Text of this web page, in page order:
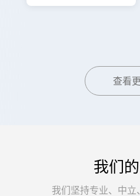
查看
我们
我们坚持专业、中